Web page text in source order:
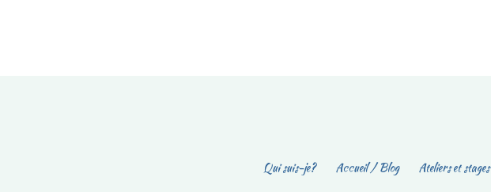
Qui suis-je? Accueil / Blog Ateliers et stages